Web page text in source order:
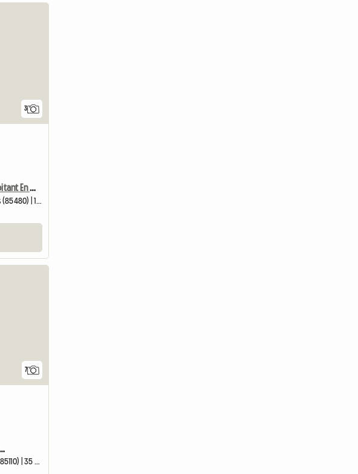
3
Chambre Chez L'habitant En Colocation
7
durée près de Puy du Fou
Logement entier | Sainte-Cécile (85110) | 35 M2